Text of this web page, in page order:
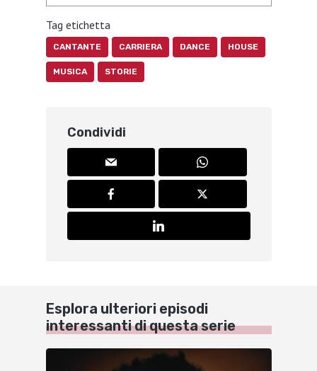
Tag etichetta
CANTANTE CARRIERA DANCE HOUSE
MUSICA STORIE
Condividi
Esplora ulteriori episodi
interessanti di questa serie